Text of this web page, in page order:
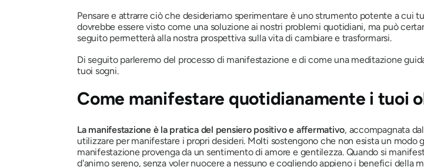
Pensare e attrarre ciò che desideriamo sperimentare è uno strumento potente a cui
dovrebbe essere visto come una soluzione ai nostri problemi quotidiani, ma può
seguito permetterà alla nostra prospettiva sulla vita di cambiare e trasformarsi.
Di seguito parleremo del processo di manifestazione e di come una meditazione
tuoi sogni.
Come manifestare quotidianamente i tuoi
La manifestazione è la pratica del pensiero positivo e affermativo, accompagnata
utilizzare per manifestare i propri desideri. Molti sostengono che non esista un
manifestazione provenga da un sentimento di amore e gentilezza. Quando si
d'animo sereno, senza voler nuocere a nessuno e cogliendo appieno i benefici della